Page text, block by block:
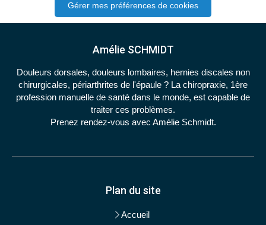
Gérer mes préférences de cookies
Amélie SCHMIDT
Douleurs dorsales, douleurs lombaires, hernies discales non
chirurgicales, périarthrites de l'épaule ? La chiropraxie, 1ère
profession manuelle de santé dans le monde, est capable de
traiter ces problèmes.
Prenez rendez-vous avec Amélie Schmidt.
Plan du site
Accueil